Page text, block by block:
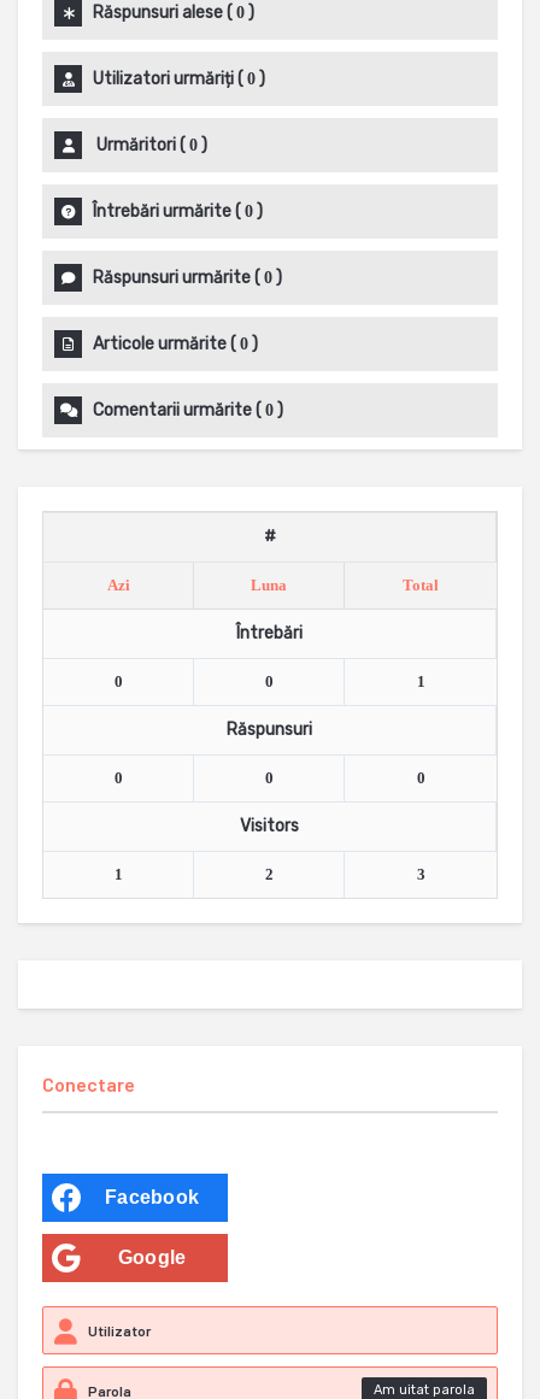
Răspunsuri alese( 0 )
Utilizatori urmăriți( 0 )
Urmăritori( 0 )
Întrebări urmărite( 0 )
Răspunsuri urmărite( 0 )
Articole urmărite( 0 )
Comentarii urmărite( 0 )
#
Azi Luna Total
Întrebări
0 0 1
Răspunsuri
0 0 0
Visitors
1 2 3
Conectare
Facebook
Google
Am uitat parola